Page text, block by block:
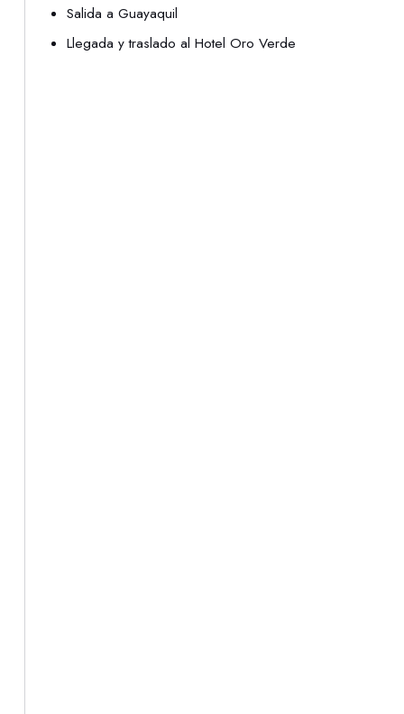
Salida a Guayaquil
Llegada y traslado al Hotel Oro Verde